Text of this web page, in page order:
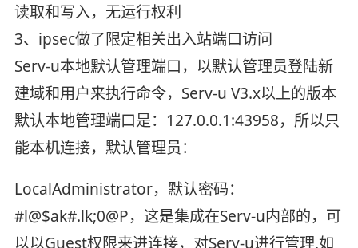
读取和写入，无运行权利
3、ipsec做了限定相关出入站端口访问
Serv-u本地默认管理端口，以默认管理员登陆新
建域和用户来执行命令，Serv-u V3.x以上的版本
默认本地管理端口是：127.0.0.1:43958，所以只
能本机连接，默认管理员：
LocalAdministrator，默认密码：
#l@$ak#.lk;0@P，这是集成在Serv-u内部的，可
以以Guest权限来进连接，对Serv-u进行管理,如